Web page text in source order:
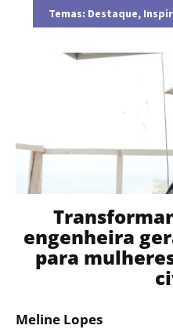
Temas: Destaque,
engenheira
para
Meline Lopes